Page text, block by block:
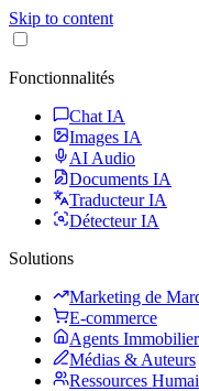
Skip to content
Fonctionnalités
Chat IA
Images IA
AI Audio
Documents IA
Traducteur IA
Détecteur IA
Solutions
Marketing de
E-commerce
Agents
Médias & Auteurs
Ressources